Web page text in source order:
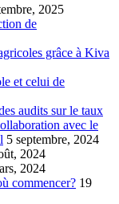
2025
de
grâce à Kiva
et celui de
audits sur le taux
avec le
5 septembre, 2024
2024
2024
commencer? 19